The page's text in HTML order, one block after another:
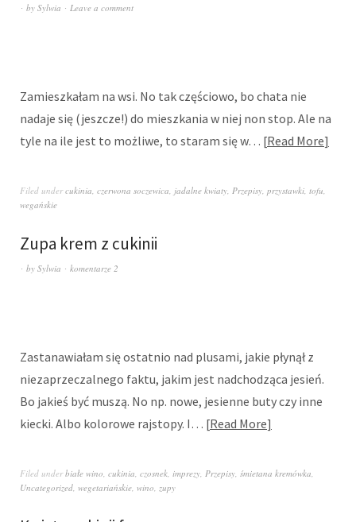
by Sylwia Leave a comment
Zamieszkałam na wsi. No tak częściowo, bo chata nie
nadaje się (jeszcze!) do mieszkania w niej non stop. Ale na
tyle na ile jest to możliwe, to staram się w… Read More
Filed undercukinia czerwona soczewica jadalne kwiaty Przepisy przystawki tofu
wegańskie
Zupa krem z cukinii
by Sylwia komentarze 2
Zastanawiałam się ostatnio nad plusami, jakie płynął z
niezaprzeczalnego faktu, jakim jest nadchodząca jesień.
Bo jakieś być muszą. No np. nowe, jesienne buty czy inne
kiecki. Albo kolorowe rajstopy. I… Read More
Filed underbiałe wino cukinia czosnek imprezy Przepisy śmietana kremówka
Uncategorized wegetariańskie wino zupy